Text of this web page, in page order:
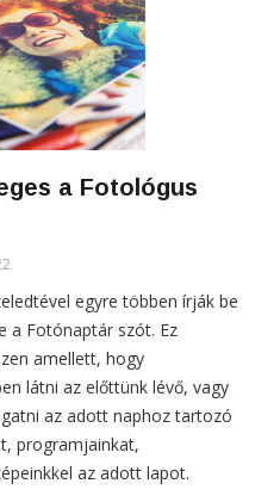
a Fotológus
egyre többen írják be
a Fotónaptár szót. Ez
amellett, hogy
látni az előttünk lévő, vagy
az adott naphoz tartozó
programjainkat,
az adott lapot.